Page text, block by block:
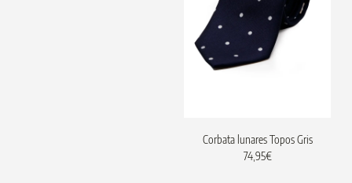
Corbata lunares Topos Gris
74,95€